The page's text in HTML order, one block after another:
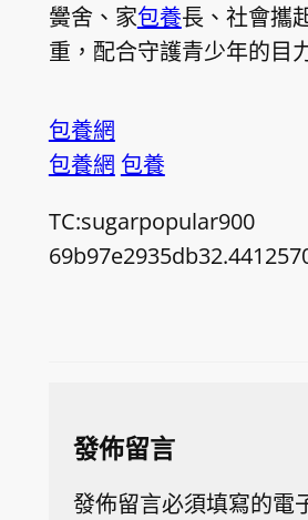
黌舍、家包養長、社會攜
重，配合守護青少年的目
包養網
包養網 包養
TC:sugarpopular900
發佈留言
發佈留言必須填寫的電